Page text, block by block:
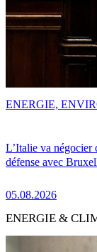
L’Italie va négocier
défense avec
05.08.2026
ENERGIE,
ENERGIE &